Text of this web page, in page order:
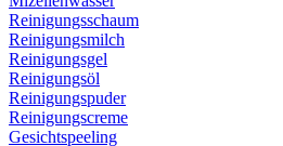
Reinigungsschaum
Reinigungsmilch
Reinigungsgel
Reinigungsöl
Reinigungspuder
Reinigungscreme
Gesichtspeeling